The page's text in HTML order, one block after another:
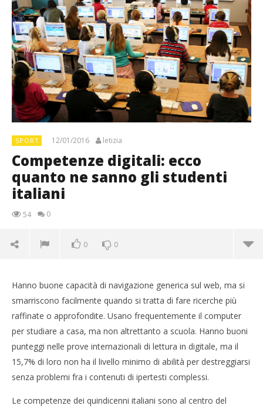
SPORT 12/01/2016 letizia
Competenze digitali: ecco
quanto ne sanno gli studenti
italiani
54 0
0 0
Hanno buone capacità di navigazione generica sul web, ma si
smarriscono facilmente quando si tratta di fare ricerche più
raffinate o approfondite. Usano frequentemente il computer
per studiare a casa, ma non altrettanto a scuola. Hanno buoni
punteggi nelle prove internazionali di lettura in digitale, ma il
15,7% di loro non ha il livello minimo di abilità per destreggiarsi
senza problemi fra i contenuti di ipertesti complessi.
Le competenze dei quindicenni italiani sono al centro del